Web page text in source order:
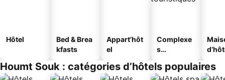
Hôtel
Bed & Brea
kfasts
Appart’hôt
el
Complexe
s
s
Houmt Souk : catégories d’hôtels populaires